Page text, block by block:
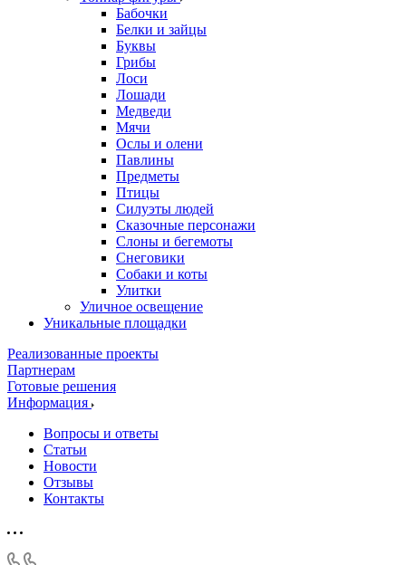
Бабочки
Белки и зайцы
Буквы
Грибы
Лоси
Лошади
Медведи
Мячи
Ослы и олени
Павлины
Предметы
Птицы
Силуэты людей
Сказочные персонажи
Слоны и бегемоты
Снеговики
Собаки и коты
Улитки
Уличное освещение
Уникальные площадки
Реализованные проекты
Партнерам
Готовые решения
Информация
Вопросы и ответы
Статьи
Новости
Отзывы
Контакты